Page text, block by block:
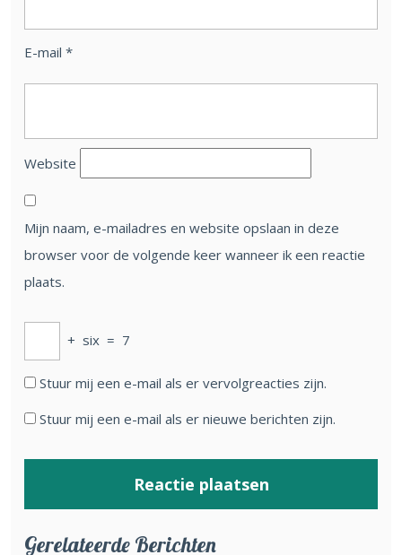
E-mail *
Website
Mijn naam, e-mailadres en website opslaan in deze
browser voor de volgende keer wanneer ik een reactie
plaats.
+ six = 7
Stuur mij een e-mail als er vervolgreacties zijn.
Stuur mij een e-mail als er nieuwe berichten zijn.
Gerelateerde Berichten